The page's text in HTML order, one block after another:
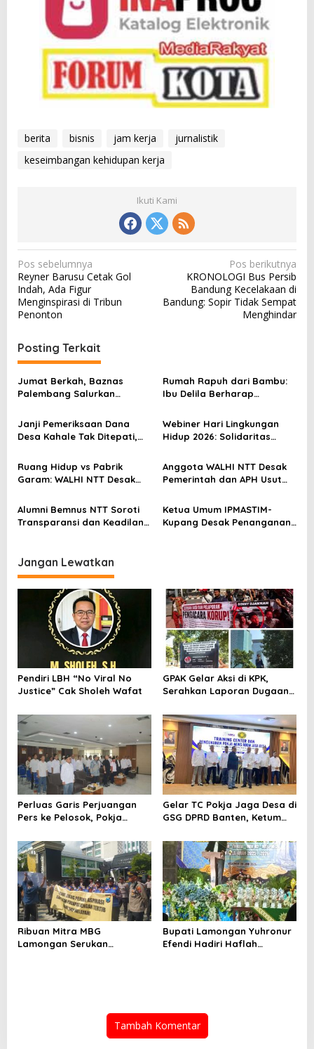
berita bisnis jam kerja
jurnalistik
keseimbangan kehidupan kerja
Ikuti Kami
N
a
v
i
g
a
s
i
p
o
s
Pos sebelumnya
Reyner Barusu Cetak Gol
Indah, Ada Figur
Menginspirasi di Tribun
Penonton
Pos berikutnya
KRONOLOGI Bus Persib
Bandung Kecelakaan di
Bandung: Sopir Tidak Sempat
Menghindar
Posting Terkait
Jumat Berkah, Baznas
Palembang Salurkan
Kertapati
Rumah Rapuh dari Bambu:
Ibu Delila Berharap
Dinas Sosial
Janji Pemeriksaan Dana
Desa Kahale Tak Ditepati,
Keseriusan Kejati NTT
Webiner Hari Lingkungan
Hidup 2026: Solidaritas
Soroti Dampak Krisis Iklim
dan Ruang hidup di NTT
Ruang Hidup vs Pabrik
Garam: WALHI NTT Desak
Ndao Berubah Permanen
Anggota WALHI NTT Desak
Pemerintah dan APH Usut
Kayu Sonokeling Ilegal di
TTU
Alumni Bemnus NTT Soroti
Transparansi dan Keadilan
Unkriswina Sumba
Ketua Umum IPMASTIM-
Kupang Desak Penanganan
Jangan Lewatkan
Pendiri LBH “No Viral No
Justice” Cak Sholeh Wafat
GPAK Gelar Aksi di KPK,
Serahkan Laporan Dugaan
Perluas Garis Perjuangan
Pers ke Pelosok, Pokja
Kabupaten/Kota Resmi
Dilantik
Gelar TC Pokja Jaga Desa di
GSG DPRD Banten, Ketum
Diversifikasi Bisnis
Perusahaan Media
Ribuan Mitra MBG
Lamongan Serukan
Bupati Lamongan Yuhronur
Efendi Hadiri Haflah
Tambah Komentar